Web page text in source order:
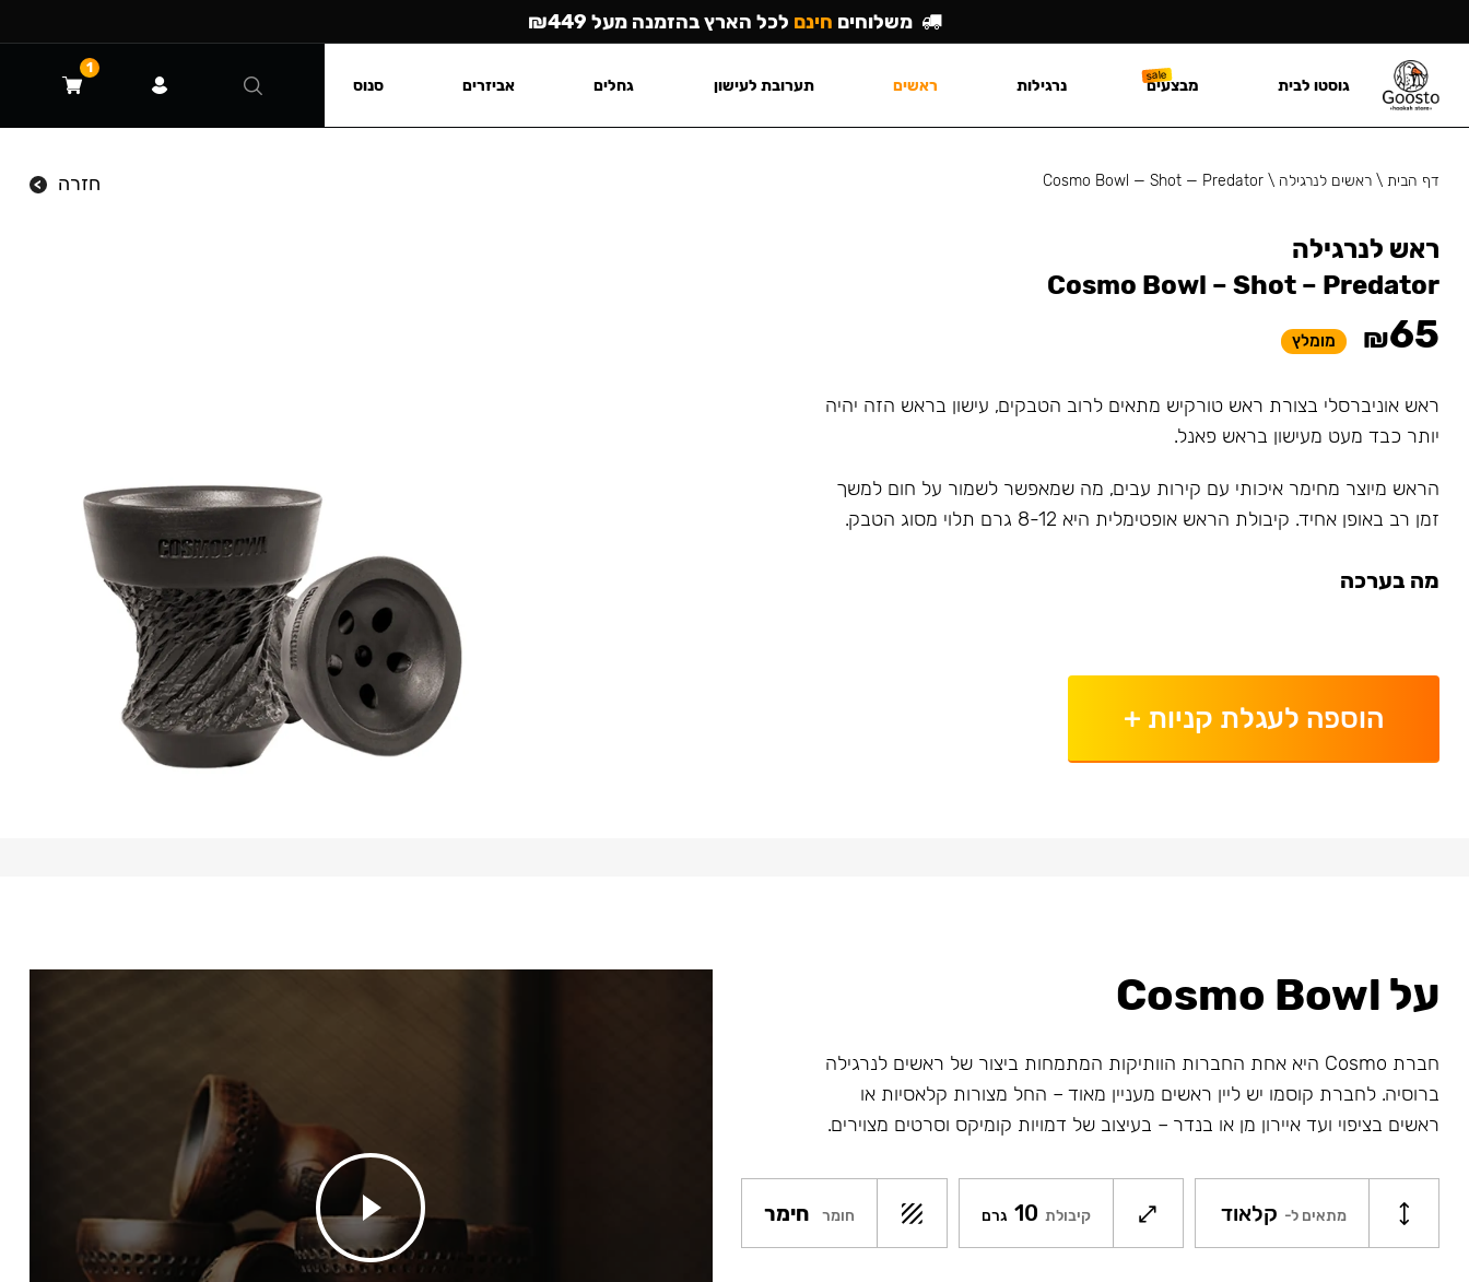
דף הבית\ ראשים לנרגילה \
Cosmo Bowl — Shot — Predator חזרה
ראש לנרגילה
Cosmo Bowl – Shot – Predator
₪65 מומלץ
ראש אוניברסלי בצורת ראש טורקיש מתאים לרוב הטבקים, עישון בראש הזה יהיה
יותר כבד מעט מעישון בראש פאנל.
הראש מיוצר מחימר איכותי עם קירות עבים, מה שמאפשר לשמור על חום למשך
זמן רב באופן אחיד. קיבולת הראש אופטימלית היא 8-12 גרם תלוי מסוג הטבק.
מה בערכה
הוספה לעגלת קניות +
על Cosmo Bowl
חברת Cosmo היא אחת החברות הוותיקות המתמחות ביצור של ראשים לנרגילה
ברוסיה. לחברת קוסמו יש ליין ראשים מעניין מאוד – החל מצורות קלאסיות או
ראשים בציפוי ועד איירון מן או בנדר – בעיצוב של דמויות קומיקס וסרטים מצוירים.
מתאים ל- קלאוד קיבולת 10 גרם חומר חימר
משלוחים חינם לכל הארץ בהזמנה מעל ₪449
גוסטו לבית מבצעים נרגילות ראשים תערובת לעישון גחלים אביזרים סנוס
1